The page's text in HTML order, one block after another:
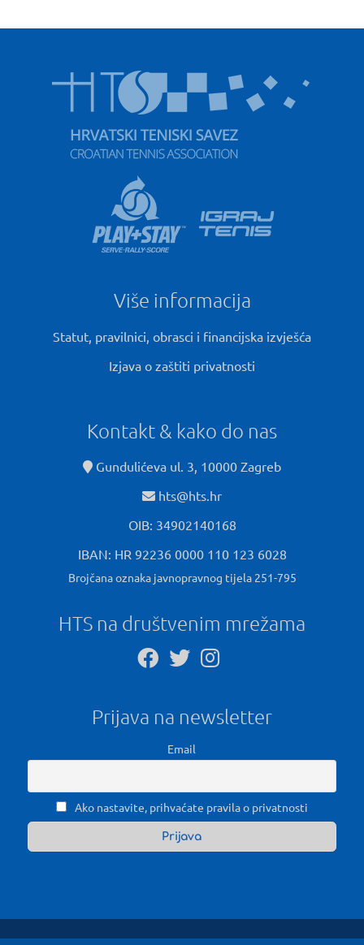
Više informacija
Statut, pravilnici, obrasci i financijska izvješća
Izjava o zaštiti privatnosti
Kontakt & kako do nas
Gundulićeva ul. 3, 10000 Zagreb
hts@hts.hr
OIB: 34902140168
IBAN: HR 92236 0000 110 123 6028
Brojčana oznaka javnopravnog tijela 251-795
HTS na društvenim mrežama
Prijava na newsletter
Email
Ako nastavite, prihvaćate pravila o privatnosti